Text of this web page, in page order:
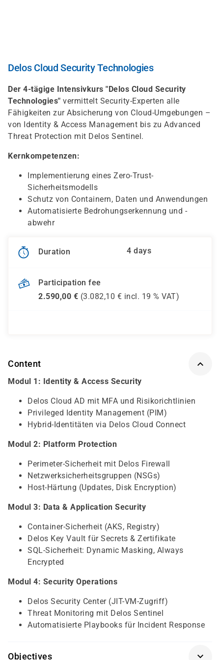
Delos Cloud Security Technologies
Der 4-tägige Intensivkurs "Delos Cloud Security
Technologies" vermittelt Security-Experten alle
Fähigkeiten zur Absicherung von Cloud-Umgebungen –
von Identity & Access Management bis zu Advanced
Threat Protection mit Delos Sentinel.
Kernkompetenzen:
Implementierung eines Zero-Trust-
Sicherheitsmodells
Schutz von Containern, Daten und Anwendungen
Automatisierte Bedrohungserkennung und -
abwehr
Duration 4 days
Participation fee
2.590,00 € (3.082,10 € incl. 19 % VAT)
Content
Modul 1: Identity & Access Security
Delos Cloud AD mit MFA und Risikorichtlinien
Privileged Identity Management (PIM)
Hybrid-Identitäten via Delos Cloud Connect
Modul 2: Platform Protection
Perimeter-Sicherheit mit Delos Firewall
Netzwerksicherheitsgruppen (NSGs)
Host-Härtung (Updates, Disk Encryption)
Modul 3: Data & Application Security
Container-Sicherheit (AKS, Registry)
Delos Key Vault für Secrets & Zertifikate
SQL-Sicherheit: Dynamic Masking, Always
Encrypted
Modul 4: Security Operations
Delos Security Center (JIT-VM-Zugriff)
Threat Monitoring mit Delos Sentinel
Automatisierte Playbooks für Incident Response
Objectives